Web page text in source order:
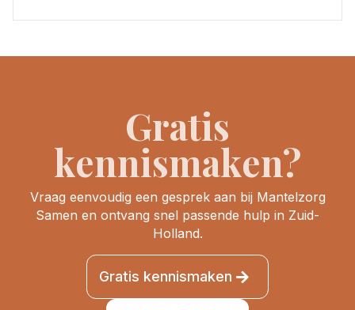
Gratis
kennismaken?
Vraag eenvoudig een gesprek aan bij Mantelzorg
Samen en ontvang snel passende hulp in Zuid-
Holland.
Gratis kennismaken